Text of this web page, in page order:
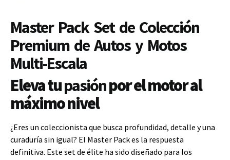
Master Pack Set de Colección
Premium de Autos y Motos
Multi-Escala
Eleva tupasiónpor el motor al
máximo nivel
¿Eres un coleccionista que busca profundidad, detalle y una
curaduría sin igual? El Master Pack es la respuesta
definitiva. Este set de élite ha sido diseñado para los